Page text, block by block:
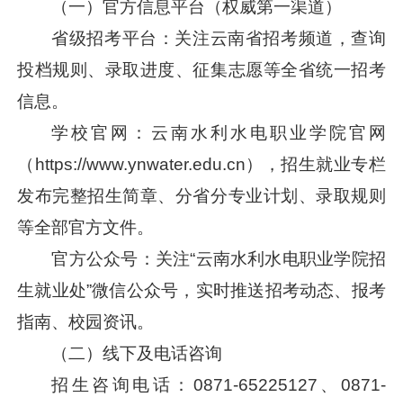
（一）官方信息平台（权威第一渠道）
省级招考平台：关注云南省招考频道，查询
投档规则、录取进度、征集志愿等全省统一招考
信息。
学校官网：云南水利水电职业学院官网
（https://www.ynwater.edu.cn），招生就业专栏
发布完整招生简章、分省分专业计划、录取规则
等全部官方文件。
官方公众号：关注“云南水利水电职业学院招
生就业处”微信公众号，实时推送招考动态、报考
指南、校园资讯。
（二）线下及电话咨询
招生咨询电话：0871-65225127、0871-